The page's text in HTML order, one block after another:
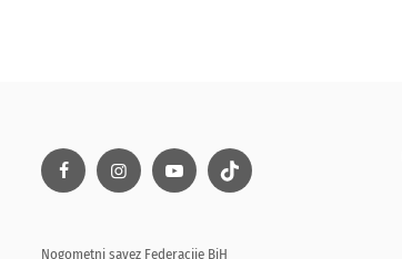
Nogometni savez Federacije BiH